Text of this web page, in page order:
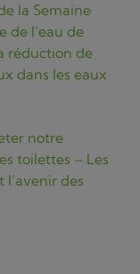
la Semaine
de l’eau de
réduction de
dans les eaux
notre
toilettes – Les
l’avenir des